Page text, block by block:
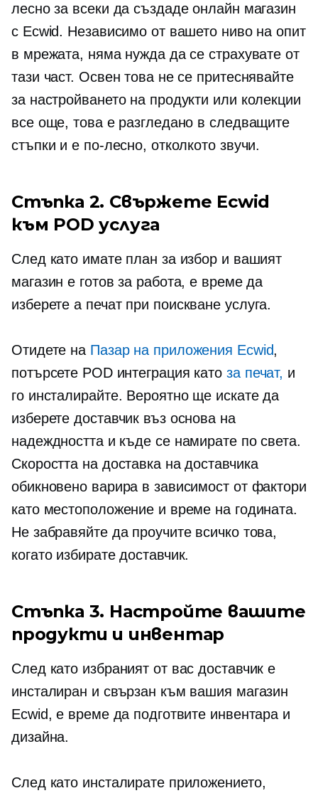
лесно за всеки да създаде онлайн магазин
с Ecwid. Независимо от вашето ниво на опит
в мрежата, няма нужда да се страхувате от
тази част. Освен това не се притеснявайте
за настройването на продукти или колекции
все още, това е разгледано в следващите
стъпки и е по-лесно, отколкото звучи.
Стъпка 2. Свържете Ecwid
към POD услуга
След като имате план за избор и вашият
магазин е готов за работа, е време да
изберете a печат при поискване услуга.
Отидете на Пазар на приложения Ecwid,
потърсете POD интеграция като за печат, и
го инсталирайте. Вероятно ще искате да
изберете доставчик въз основа на
надеждността и къде се намирате по света.
Скоростта на доставка на доставчика
обикновено варира в зависимост от фактори
като местоположение и време на годината.
Не забравяйте да проучите всичко това,
когато избирате доставчик.
Стъпка 3. Настройте вашите
продукти и инвентар
След като избраният от вас доставчик е
инсталиран и свързан към вашия магазин
Ecwid, е време да подготвите инвентара и
дизайна.
След като инсталирате приложението,